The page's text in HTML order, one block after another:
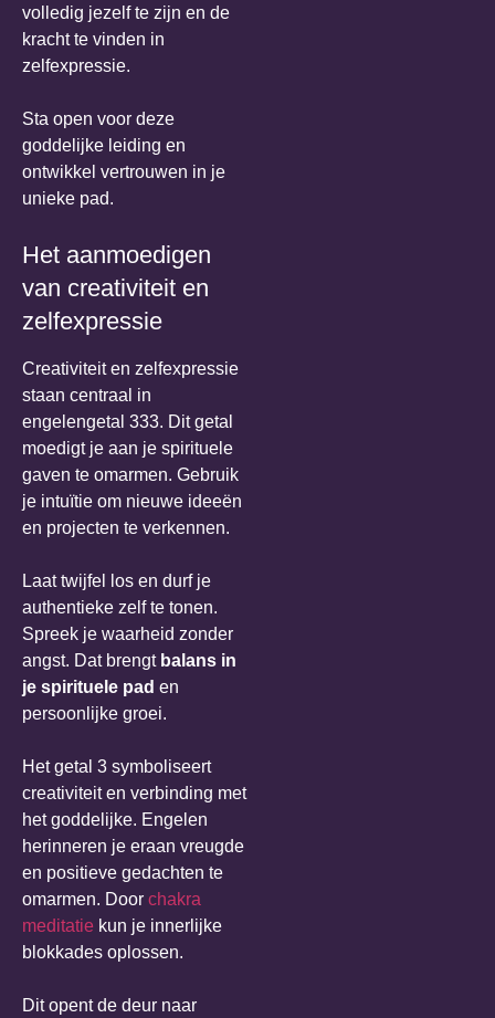
volledig jezelf te zijn en de
kracht te vinden in
zelfexpressie.
Sta open voor deze
goddelijke leiding en
ontwikkel vertrouwen in je
unieke pad.
Het aanmoedigen
van creativiteit en
zelfexpressie
Creativiteit en zelfexpressie
staan centraal in
engelengetal 333. Dit getal
moedigt je aan je spirituele
gaven te omarmen. Gebruik
je intuïtie om nieuwe ideeën
en projecten te verkennen.
Laat twijfel los en durf je
authentieke zelf te tonen.
Spreek je waarheid zonder
angst. Dat brengt balans in
je spirituele pad en
persoonlijke groei.
Het getal 3 symboliseert
creativiteit en verbinding met
het goddelijke. Engelen
herinneren je eraan vreugde
en positieve gedachten te
omarmen. Door chakra
meditatie kun je innerlijke
blokkades oplossen.
Dit opent de deur naar